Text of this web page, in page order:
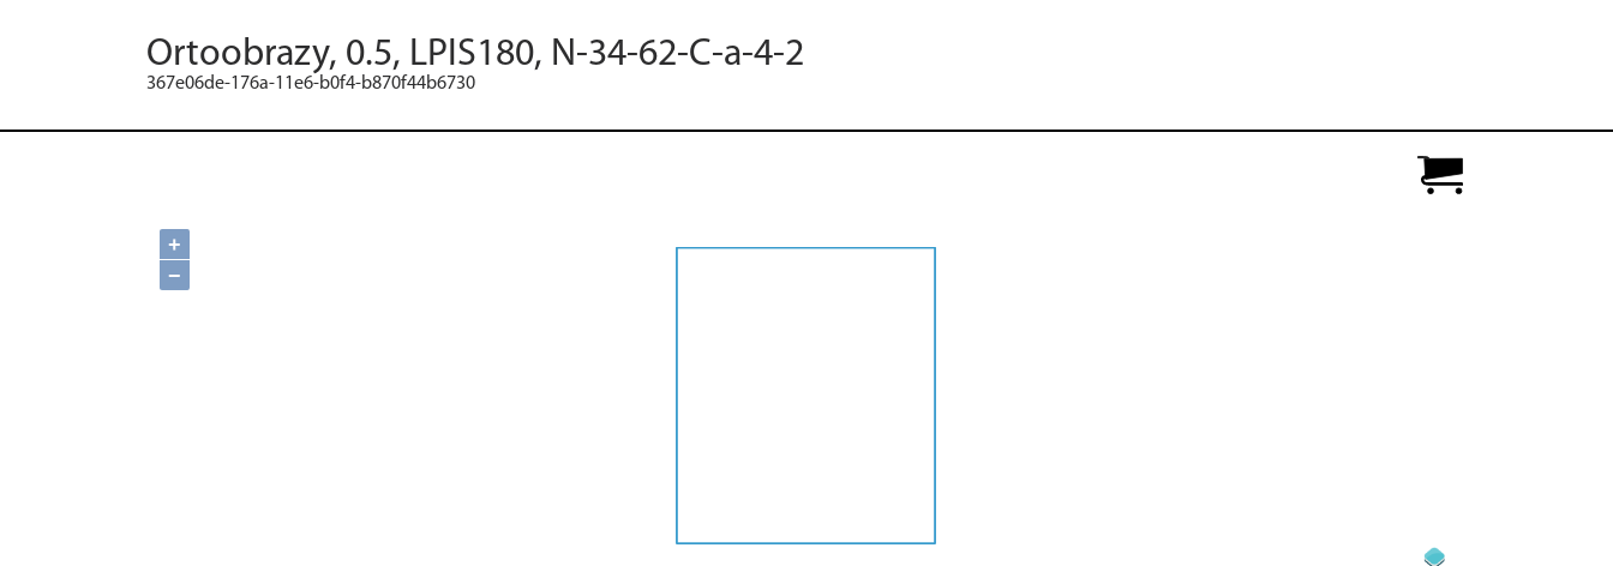
Ortoobrazy, 0.5, LPIS180, N-34-62-C-a-4-2
367e06de-176a-11e6-b0f4-b870f44b6730
+
−